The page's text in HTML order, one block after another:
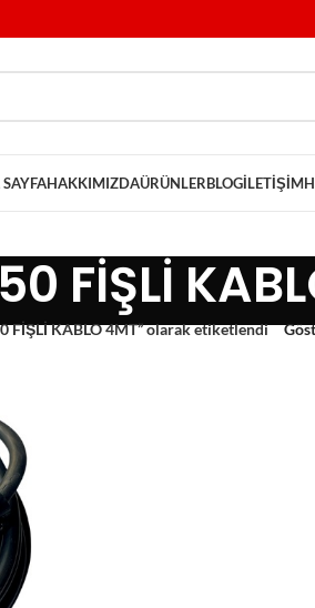
HAKKIMIZDAÜRÜNLERBLOGİLETIŞIM
FİŞLİ
FİŞLİ KABLO 4MT” olarak etiketlendi